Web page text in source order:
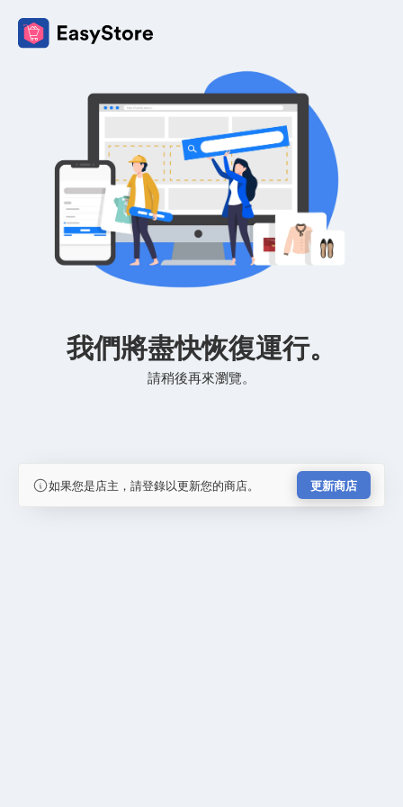
我們將盡快恢復運行。
請稍後再來瀏覽。
如果您是店主，請登錄以更新您的商店。 更新商店